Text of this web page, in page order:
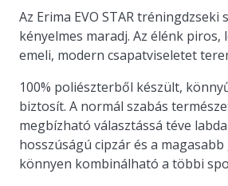
Az Erima EVO STAR
kényelmes maradj. Az élénk
emeli, modern csapatviseletet
100% poliészterből készült,
biztosít. A normál szabás
megbízható választássá téve
hosszúságú cipzár és a
könnyen kombinálható a többi